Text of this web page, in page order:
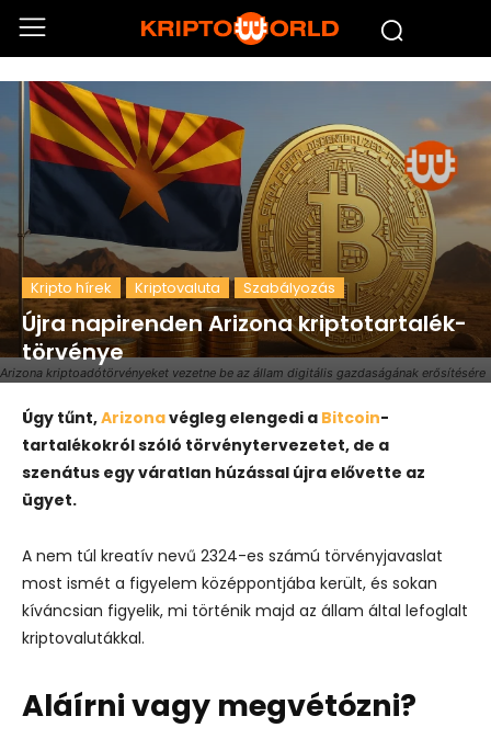
Arizona kriptoadótörvényeket vezetne be az állam digitális gazdaságának erősítésére
Kripto hírek Kriptovaluta Szabályozás
Újra napirenden Arizona kriptotartalék-
törvénye
Úgy tűnt,Arizonavégleg elengedi a Bitcoin-
tartalékokról szóló törvénytervezetet, de a
szenátus egy váratlan húzással újra elővette az
ügyet.
A nem túl kreatív nevű 2324-es számú törvényjavaslat
most ismét a figyelem középpontjába került, és sokan
kíváncsian figyelik, mi történik majd az állam által lefoglalt
kriptovalutákkal.
Aláírni vagy megvétózni?